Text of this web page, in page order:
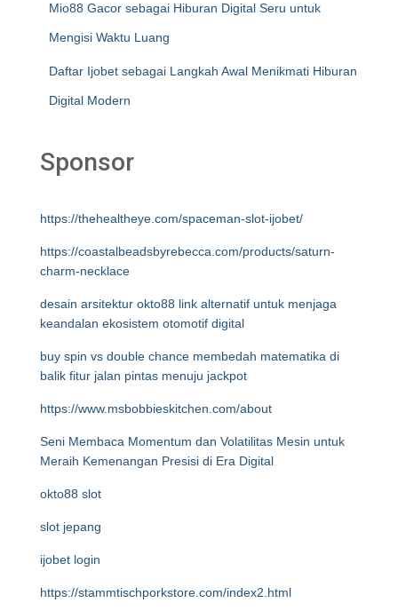
Mio88 Gacor sebagai Hiburan Digital Seru untuk
Mengisi Waktu Luang
Daftar Ijobet sebagai Langkah Awal Menikmati Hiburan
Digital Modern
Sponsor
https://thehealtheye.com/spaceman-slot-ijobet/
https://coastalbeadsbyrebecca.com/products/saturn-
charm-necklace
desain arsitektur okto88 link alternatif untuk menjaga
keandalan ekosistem otomotif digital
buy spin vs double chance membedah matematika di
balik fitur jalan pintas menuju jackpot
https://www.msbobbieskitchen.com/about
Seni Membaca Momentum dan Volatilitas Mesin untuk
Meraih Kemenangan Presisi di Era Digital
okto88 slot
slot jepang
ijobet login
https://stammtischporkstore.com/index2.html